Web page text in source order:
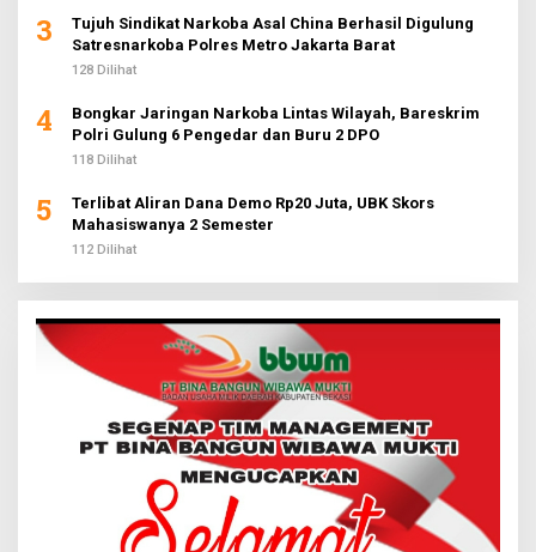
3
Tujuh Sindikat Narkoba Asal China Berhasil Digulung
Satresnarkoba Polres Metro Jakarta Barat
128 Dilihat
4
Bongkar Jaringan Narkoba Lintas Wilayah, Bareskrim
Polri Gulung 6 Pengedar dan Buru 2 DPO
118 Dilihat
5
Terlibat Aliran Dana Demo Rp20 Juta, UBK Skors
Mahasiswanya 2 Semester
112 Dilihat